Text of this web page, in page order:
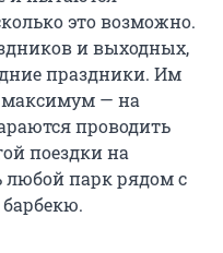
это возможно.
и выходных,
праздники. Им
максимум — на
проводить
поездки на
любой парк рядом с